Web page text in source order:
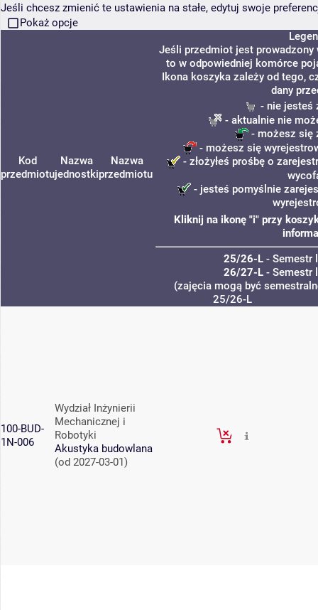
Jeśli chcesz zmienić te ustawienia na stałe, edytuj swoje
Pokaż opcje
Kod
przedmiotu
Nazwa
jednostki
Nazwa
przedmiotu
Jeśli przedmiot jest prowadzony
to w odpowiedniej komórce
Ikona koszyka zależy od tego,
dany
- nie jesteś
- aktualnie nie
- możesz się
- możesz się
- złożyłeś prośbę o
- jesteś pomyślnie
Kliknij na ikonę "i" przy
25/26-L - Semestr
26/27-L - Semestr
(zajęcia mogą być
25/26-L
100-BUD-
1N-006
Wydział Inżynierii
Mechanicznej i
Robotyki
Akustyka budowlana
(od 2027-03-01)